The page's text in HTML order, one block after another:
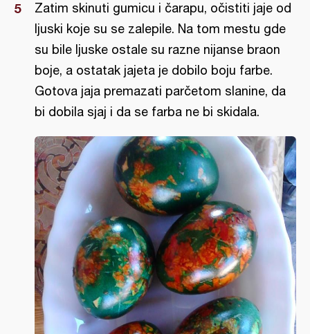
Zatim skinuti gumicu i čarapu, očistiti jaje od
ljuski koje su se zalepile. Na tom mestu gde
su bile ljuske ostale su razne nijanse braon
boje, a ostatak jajeta je dobilo boju farbe.
Gotova jaja premazati parčetom slanine, da
bi dobila sjaj i da se farba ne bi skidala.